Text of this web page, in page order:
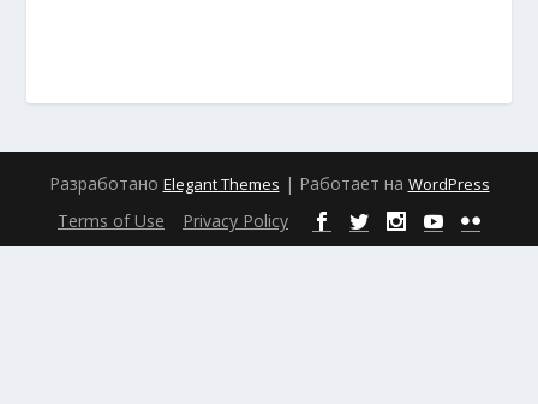
Разработано Elegant Themes | Работает на WordPress
Terms of Use Privacy Policy